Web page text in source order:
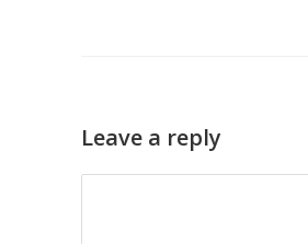
Leave a reply